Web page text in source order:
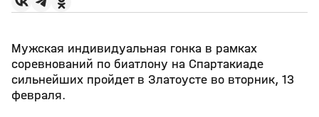
Мужская индивидуальная гонка в рамках
соревнований по биатлону на Спартакиаде
сильнейших пройдет в Златоусте во вторник, 13
февраля.